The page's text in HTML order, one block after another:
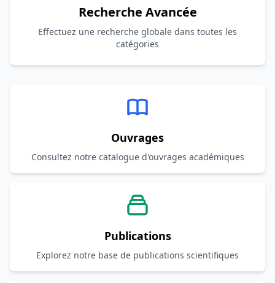
Recherche Avancée
Effectuez une recherche globale dans toutes les
catégories
Ouvrages
Consultez notre catalogue d'ouvrages académiques
Publications
Explorez notre base de publications scientifiques